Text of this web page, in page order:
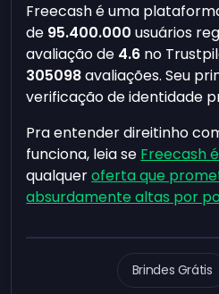
Freecash é uma
de 95.400.000 usuários
avaliação de 4.6 no
305098avaliações. Seu
verificação de identidade
Pra entender direitinho
funciona, leia se Freecash
qualqueroferta que
absurdamente altas por
Brindes Grátis